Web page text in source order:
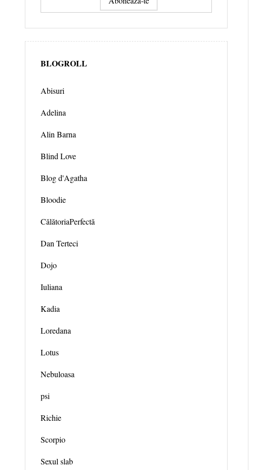
BLOGROLL
Abisuri
Adelina
Alin Barna
Blind Love
Blog d'Agatha
Bloodie
CălătoriaPerfectă
Dan Terteci
Dojo
Iuliana
Kadia
Loredana
Lotus
Nebuloasa
psi
Richie
Scorpio
Sexul slab